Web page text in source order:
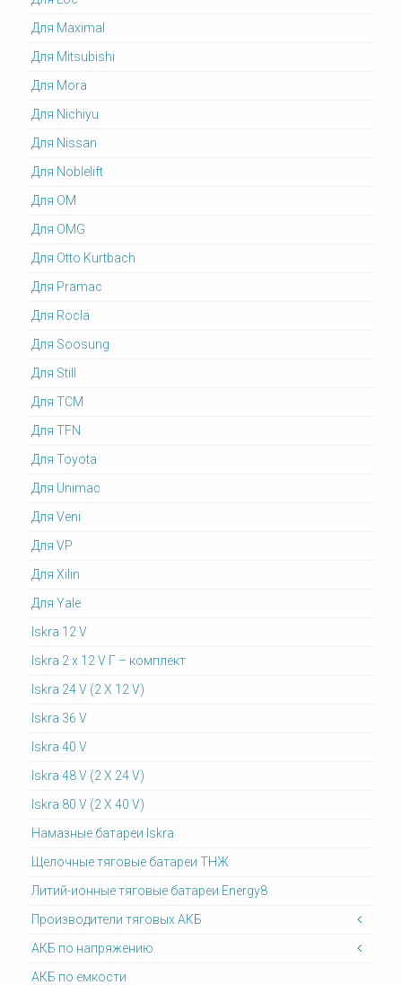
Для Maximal
Для Mitsubishi
Для Mora
Для Nichiyu
Для Nissan
Для Noblelift
Для OM
Для OMG
Для Otto Kurtbach
Для Pramac
Для Rocla
Для Soosung
Для Still
Для TCM
Для TFN
Для Toyota
Для Unimac
Для Veni
Для VP
Для Xilin
Для Yale
Iskra 12 V
Iskra 2 x 12 V Г – комплект
Iskra 24 V (2 X 12 V)
Iskra 36 V
Iskra 40 V
Iskra 48 V (2 X 24 V)
Iskra 80 V (2 X 40 V)
Намазные батареи Iskra
Щелочные тяговые батареи ТНЖ
Литий-ионные тяговые батареи Energy8
Производители тяговых АКБ
АКБ по напряжению
АКБ по емкости